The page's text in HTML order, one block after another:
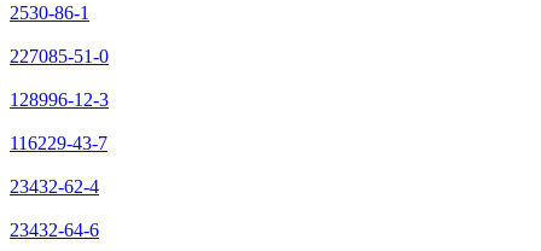
2530-86-1
227085-51-0
128996-12-3
116229-43-7
23432-62-4
23432-64-6